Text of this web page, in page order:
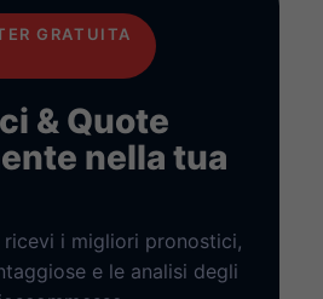
GRATUITA
& Quote
nella tua
i migliori pronostici,
e le analisi degli